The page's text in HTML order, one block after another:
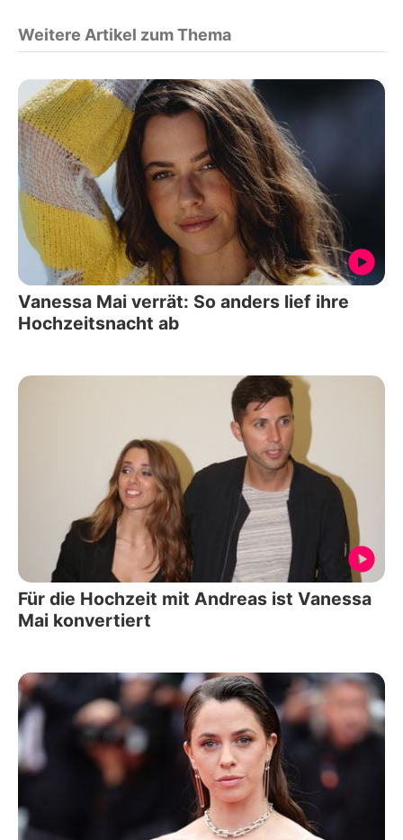
Weitere Artikel zum Thema
Vanessa Mai verrät: So anders lief ihre
Hochzeitsnacht ab
Für die Hochzeit mit Andreas ist Vanessa
Mai konvertiert